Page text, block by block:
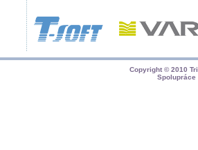
Copyright © 2010